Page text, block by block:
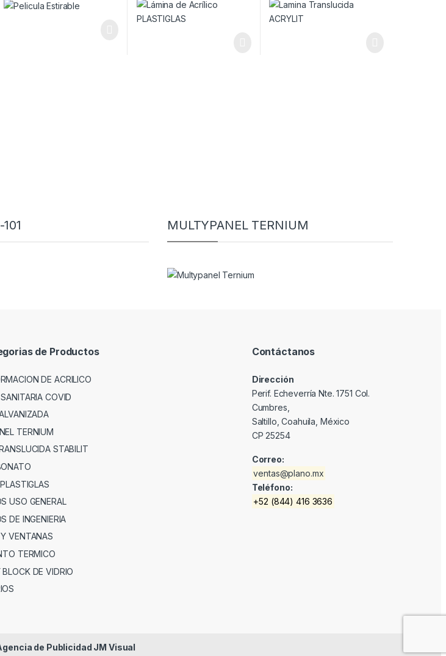
MULTYPANEL TERNIUM
de Productos
DE ACRILICO
COVID
TERNIUM
STABILIT
USO GENERAL
DE INGENIERIA
VENTANAS
TERMICO
DE VIDRIO
Contáctanos
Dirección
Perif. Echeverría Nte. 1751 Col.
Cumbres,
Saltillo, Coahuila, México
CP 25254
Correo:
ventas@plano.mx
Teléfono:
+52 (844) 416 3636
de Publicidad JM Visual